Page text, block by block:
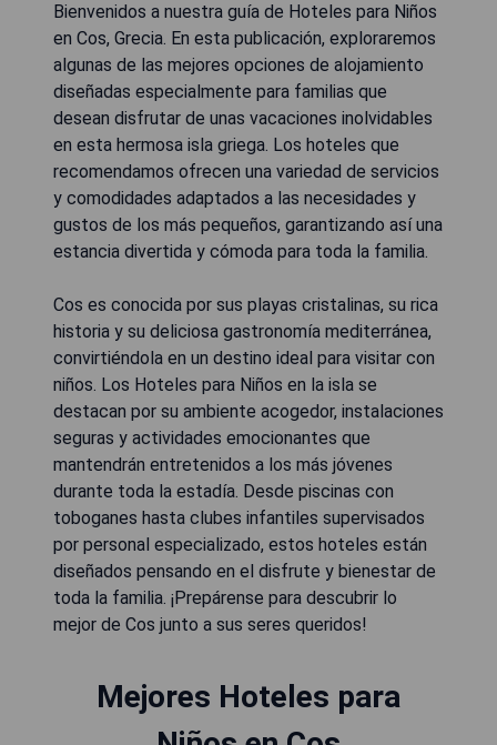
Bienvenidos a nuestra guía de Hoteles para Niños
en Cos, Grecia. En esta publicación, exploraremos
algunas de las mejores opciones de alojamiento
diseñadas especialmente para familias que
desean disfrutar de unas vacaciones inolvidables
en esta hermosa isla griega. Los hoteles que
recomendamos ofrecen una variedad de servicios
y comodidades adaptados a las necesidades y
gustos de los más pequeños, garantizando así una
estancia divertida y cómoda para toda la familia.
Cos es conocida por sus playas cristalinas, su rica
historia y su deliciosa gastronomía mediterránea,
convirtiéndola en un destino ideal para visitar con
niños. Los Hoteles para Niños en la isla se
destacan por su ambiente acogedor, instalaciones
seguras y actividades emocionantes que
mantendrán entretenidos a los más jóvenes
durante toda la estadía. Desde piscinas con
toboganes hasta clubes infantiles supervisados
por personal especializado, estos hoteles están
diseñados pensando en el disfrute y bienestar de
toda la familia. ¡Prepárense para descubrir lo
mejor de Cos junto a sus seres queridos!
Mejores Hoteles para